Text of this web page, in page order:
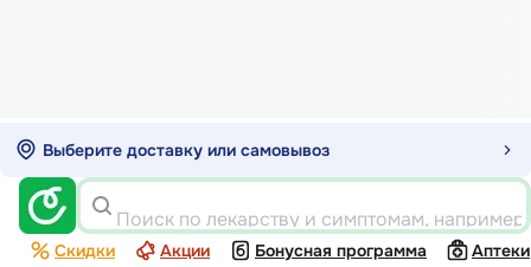
Выберите доставку или самовывоз
Поиск по лекарству и симптомам,
Скидки Акции Бонусная программа
Аптеки